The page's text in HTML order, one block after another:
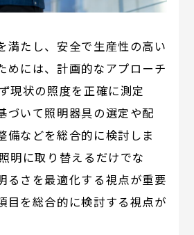
満たし、安全で生産性の高い
めには、計画的なアプローチ
現状の照度を正確に測定
づいて照明器具の選定や配
備などを総合的に検討しま
明に取り替えるだけでな
るさを最適化する視点が重要
目を総合的に検討する視点が